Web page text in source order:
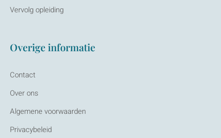
Vervolg opleiding
Overige informatie
Contact
Over ons
Algemene voorwaarden
Privacybeleid